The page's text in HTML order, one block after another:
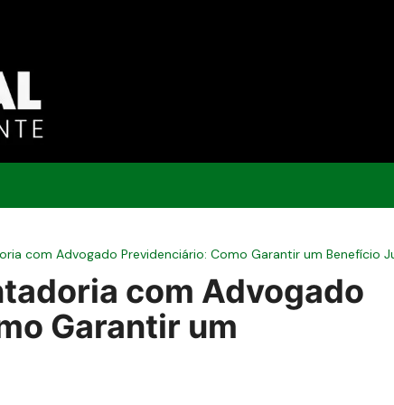
com Advogado Previdenciário: Como Garantir um Benefício
com Advogado
Garantir um